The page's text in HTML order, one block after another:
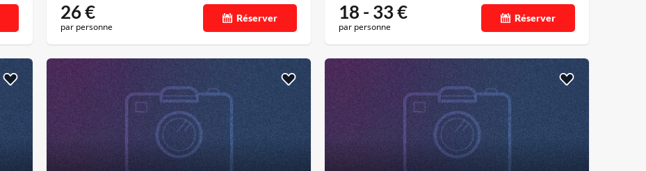
26€
par personne
Réserver 18 - 33€
par personne
Réserver